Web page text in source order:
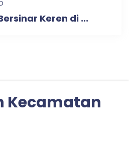
Keren di ...
Kecamatan